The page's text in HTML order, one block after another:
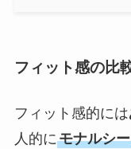
フィット感の比
フィット感的には
人的にモナルシ